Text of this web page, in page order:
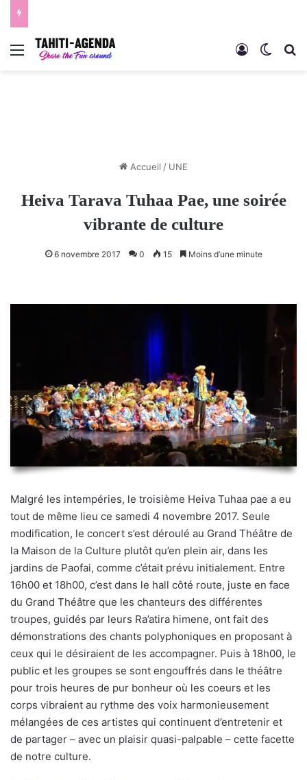
Menu Connexion
Accueil / UNE
Heiva Tarava Tuhaa Pae, une soirée
vibrante de culture
6 novembre 2017 0 15 Moins d’une minute
Malgré les intempéries, le troisième Heiva Tuhaa pae a eu
tout de même lieu ce samedi 4 novembre 2017. Seule
modification, le concert s’est déroulé au Grand Théâtre de
la Maison de la Culture plutôt qu’en plein air, dans les
jardins de Paofai, comme c’était prévu initialement. Entre
16h00 et 18h00, c’est dans le hall côté route, juste en face
du Grand Théâtre que les chanteurs des différentes
troupes, guidés par leurs Ra’atira himene, ont fait des
démonstrations des chants polyphoniques en proposant à
ceux qui le désiraient de les accompagner. Puis à 18h00, le
public et les groupes se sont engouffrés dans le théâtre
pour trois heures de pur bonheur où les coeurs et les
corps vibraient au rythme des voix harmonieusement
mélangées de ces artistes qui continuent d’entretenir et
de partager – avec un plaisir quasi-palpable – cette facette
de notre culture.